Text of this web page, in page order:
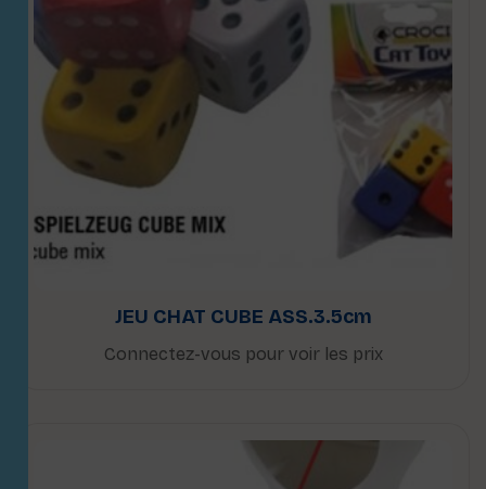
JEU CHAT CUBE ASS.3.5cm
Connectez-vous pour voir les prix